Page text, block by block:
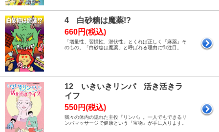
4 白砂糖は魔薬!?
660円(税込)
「増量性、習慣性、潜伏性」とくれば正しく『麻薬』そ
のもの。「白砂糖は魔薬」と呼ばれる理由に御注目。
12 いきいきリンパ 活き活きラ
イフ
550円(税込)
我々の体内の隠れた主役『リンパ』。一人でもできるリ
ンパマッサージで健康という『宝物』が手に入ります。